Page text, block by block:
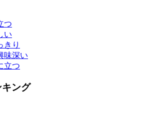
つ
い
きり
味深い
立つ
ング